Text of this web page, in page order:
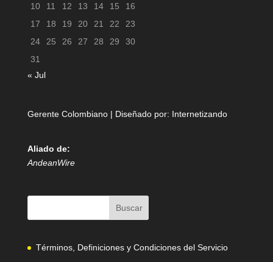
10
11 12 13 14 15
16
17
18 19 20 21 22
23
24
25 26 27 28 29
30
31
« Jul
Gerente Colombiano | Diseñado por: Internetizando
Aliado de:
AndeanWire
Términos, Definiciones y Condiciones del Servicio